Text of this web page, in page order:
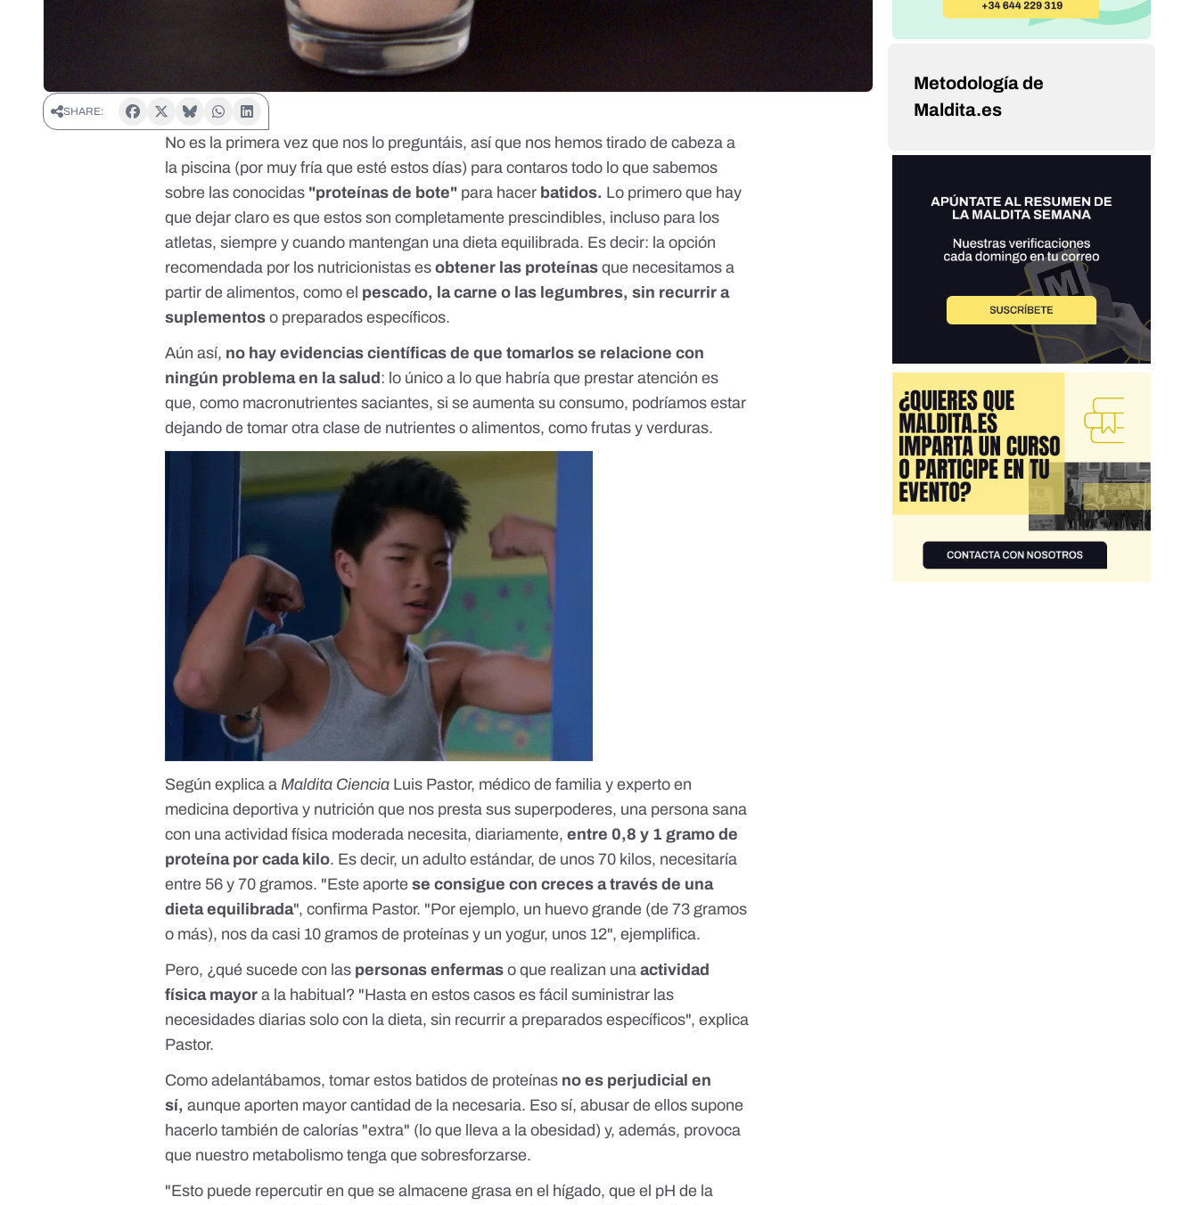
SHARE:
No es la primera vez que nos lo preguntáis, así que nos hemos tirado de cabeza a
la piscina (por muy fría que esté estos días) para contaros todo lo que sabemos
sobre las conocidas "proteínas de bote" para hacer batidos. Lo primero que hay
que dejar claro es que estos son completamente prescindibles, incluso para los
atletas, siempre y cuando mantengan una dieta equilibrada. Es decir: la opción
recomendada por los nutricionistas esobtener las proteínas que necesitamos a
partir de alimentos, como el pescado, la carne o las legumbres, sin recurrir a
suplementos o preparados específicos.
Aún así, no hay evidencias científicas de que tomarlos se relacione con
ningún problema en la salud: lo único a lo que habría que prestar atención es
que, como macronutrientes saciantes, si se aumenta su consumo, podríamos estar
dejando de tomar otra clase de nutrientes o alimentos, como frutas y verduras.
Según explica a Maldita Ciencia Luis Pastor, médico de familia y experto en
medicina deportiva y nutrición que nos presta sus superpoderes, una persona sana
con una actividad física moderada necesita, diariamente,entre 0,8 y 1 gramo de
proteína por cada kilo. Es decir, un adulto estándar, de unos 70 kilos, necesitaría
entre 56 y 70 gramos. "Este aportese consigue con creces a través de una
dieta equilibrada", confirma Pastor. "Por ejemplo, un huevo grande (de 73 gramos
o más), nos da casi 10 gramos de proteínas y un yogur, unos 12", ejemplifica.
Pero, ¿qué sucede con las personas enfermas o que realizan unaactividad
física mayor a la habitual? "Hasta en estos casos es fácil suministrar las
necesidades diarias solo con la dieta, sin recurrir a preparados específicos", explica
Pastor.
Como adelantábamos, tomar estos batidos de proteínas no es perjudicial en
sí, aunque aporten mayor cantidad de la necesaria. Eso sí, abusar de ellos supone
hacerlo también de calorías "extra" (lo que lleva a la obesidad) y, además, provoca
que nuestro metabolismo tenga que sobresforzarse.
"Esto puede repercutir en que se almacene grasa en el hígado, que el pH de la
Metodología de
Maldita.es